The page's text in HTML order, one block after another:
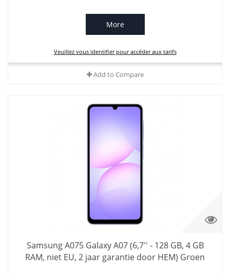
More
Veuillez vous identifier pour accéder aux tarifs
Add to Compare
Samsung A075 Galaxy A07 (6,7'' - 128 GB, 4 GB
RAM, niet EU, 2 jaar garantie door HEM) Groen